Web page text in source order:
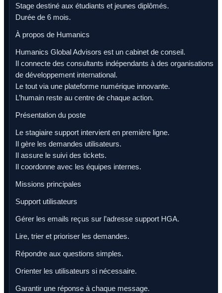
Stage destiné aux étudiants et jeunes diplômés.
Durée de 6 mois.
À propos de Humanics
Humanics Global Advisors est un cabinet de conseil.
Il connecte des consultants indépendants à des organisations
de développement international.
Le tout via une plateforme numérique innovante.
L’humain reste au centre de chaque action.
Présentation du poste
Le stagiaire support intervient en première ligne.
Il gère les demandes utilisateurs.
Il assure le suivi des tickets.
Il coordonne avec les équipes internes.
Missions principales
Support utilisateurs
Gérer les emails reçus sur l’adresse support HGA.
Lire, trier et prioriser les demandes.
Répondre aux questions simples.
Orienter les utilisateurs si nécessaire.
Garantir une réponse à chaque message.